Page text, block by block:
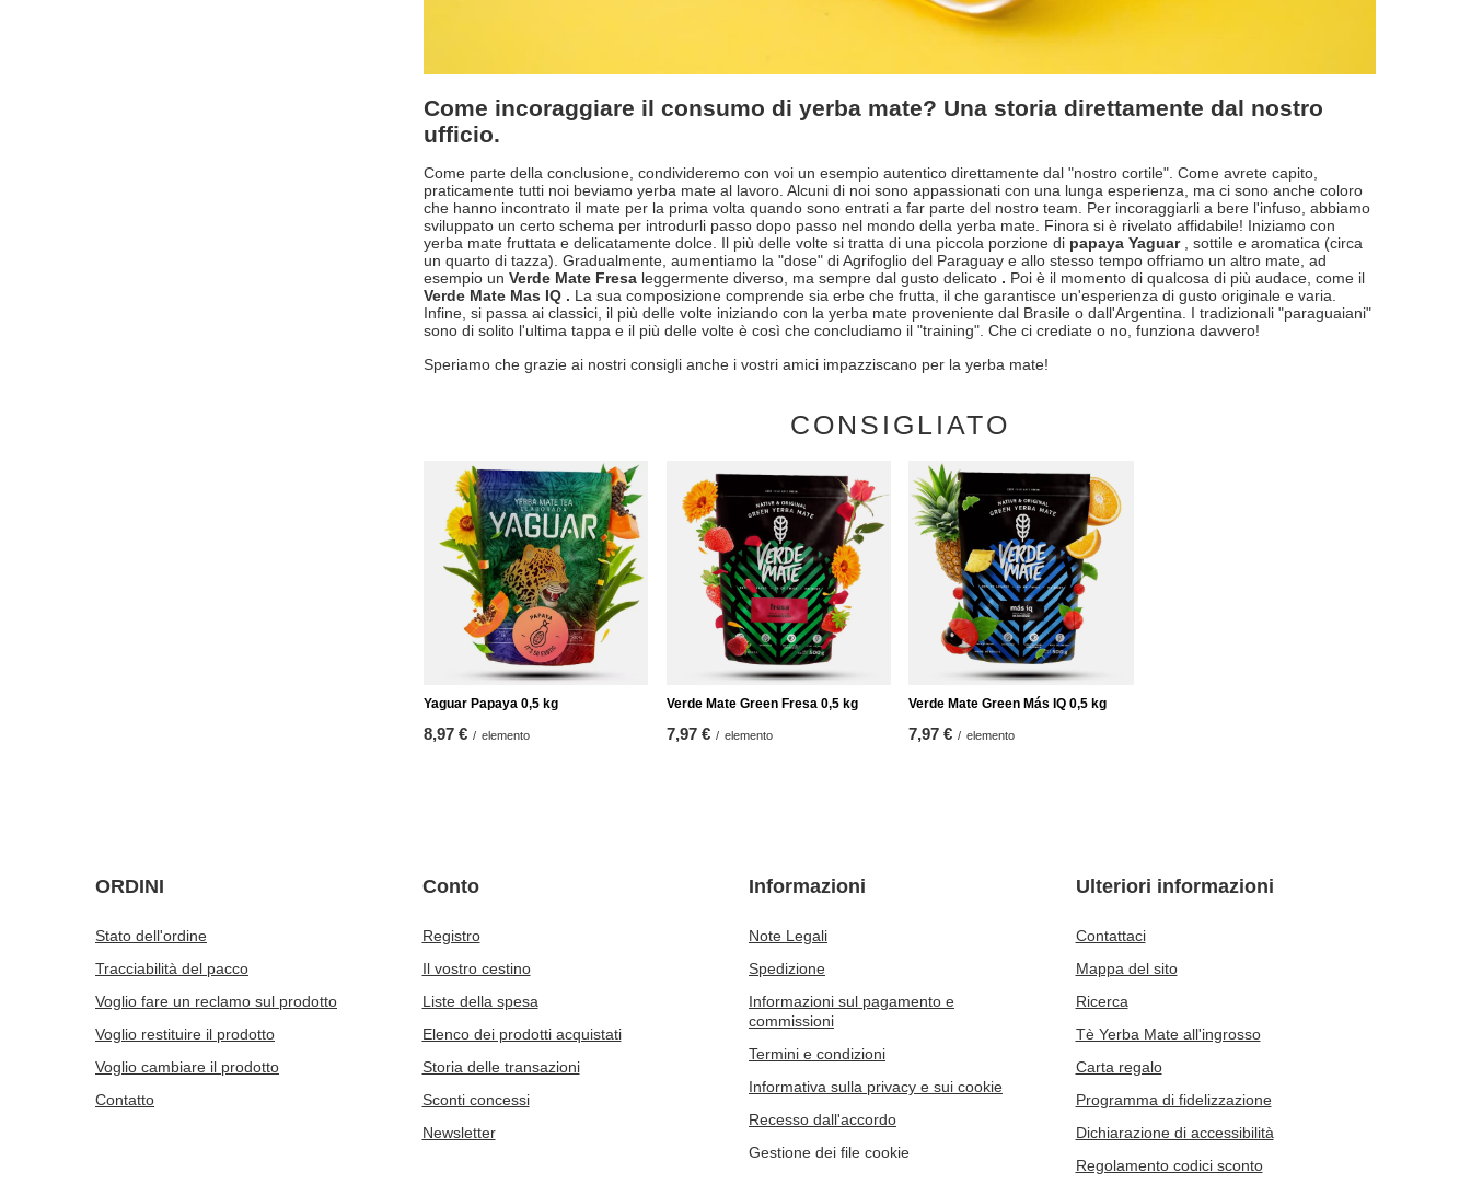
Come incoraggiare il consumo di yerba mate? Una storia direttamente dal nostro
ufficio.
Come parte della conclusione, condivideremo con voi un esempio autentico direttamente dal "nostro cortile". Come avrete capito,
praticamente tutti noi beviamo yerba mate al lavoro. Alcuni di noi sono appassionati con una lunga esperienza, ma ci sono anche coloro
che hanno incontrato il mate per la prima volta quando sono entrati a far parte del nostro team. Per incoraggiarli a bere l'infuso, abbiamo
sviluppato un certo schema per introdurli passo dopo passo nel mondo della yerba mate. Finora si è rivelato affidabile! Iniziamo con
yerba mate fruttata e delicatamente dolce. Il più delle volte si tratta di una piccola porzione di papaya Yaguar
, sottile e aromatica (circa
un quarto di tazza). Gradualmente, aumentiamo la "dose" di Agrifoglio del Paraguay e allo stesso tempo offriamo un altro mate, ad
esempio un Verde Mate Fresa leggermente diverso, ma sempre dal gusto delicato . Poi è il momento di qualcosa di più audace, come il
Verde Mate Mas IQ . La sua composizione comprende sia erbe che frutta, il che garantisce un'esperienza di gusto originale e varia.
Infine, si passa ai classici, il più delle volte iniziando con la yerba mate proveniente dal Brasile o dall'Argentina. I tradizionali "paraguaiani"
sono di solito l'ultima tappa e il più delle volte è così che concludiamo il "training". Che ci crediate o no, funziona davvero!
Speriamo che grazie ai nostri consigli anche i vostri amici impazziscano per la yerba mate!
CONSIGLIATO
Yaguar Papaya 0,5 kg
8,97 € / elemento
Verde Mate Green Fresa 0,5 kg
7,97 € / elemento
Verde Mate Green Más IQ 0,5 kg
7,97 € / elemento
ORDINI
Stato dell'ordine
Tracciabilità del pacco
Voglio fare un reclamo sul prodotto
Voglio restituire il prodotto
Voglio cambiare il prodotto
Contatto
Conto
Registro
Il vostro cestino
Liste della spesa
Elenco dei prodotti acquistati
Storia delle transazioni
Sconti concessi
Newsletter
Informazioni
Note Legali
Spedizione
Informazioni sul pagamento e
commissioni
Termini e condizioni
Informativa sulla privacy e sui cookie
Recesso dall'accordo
Gestione dei file cookie
Ulteriori informazioni
Contattaci
Mappa del sito
Ricerca
Tè Yerba Mate all'ingrosso
Carta regalo
Programma di fidelizzazione
Dichiarazione di accessibilità
Regolamento codici sconto